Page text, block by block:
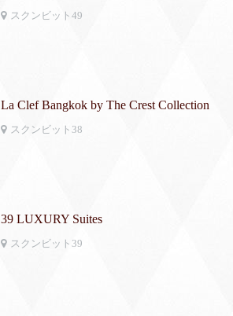
スクンビット49
La Clef Bangkok by The Crest Collection
スクンビット38
39 LUXURY Suites
スクンビット39